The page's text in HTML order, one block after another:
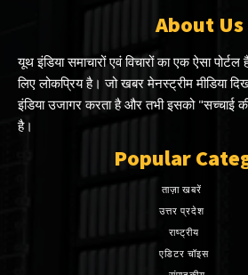
About Us
यूथ इंडिया समाचारों एवं विचारों का एक ऐसा
लिए लोकप्रिय है। जो खबर मेनस्ट्रीम मीडिया
इंडिया उजागर करता है और तभी इसको "सच्चाई
है।
Popular
ताज़ा खबरें
उत्तर प्रदेश
राष्ट्रीय
एडिटर चॉइस